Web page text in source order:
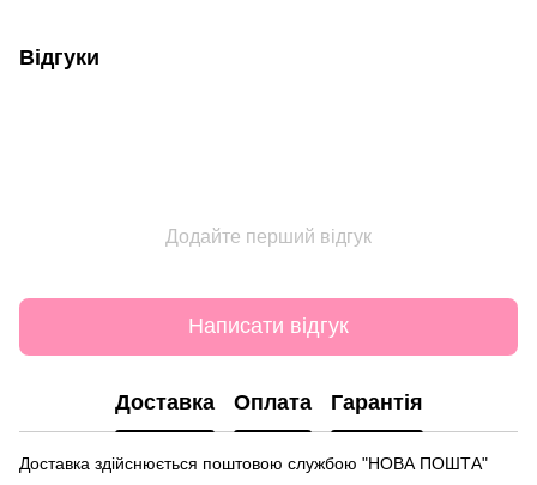
Відгуки
Додайте перший відгук
Написати відгук
Доставка Оплата Гарантія
Доставка здійснюється поштовою службою "НОВА ПОШТА"